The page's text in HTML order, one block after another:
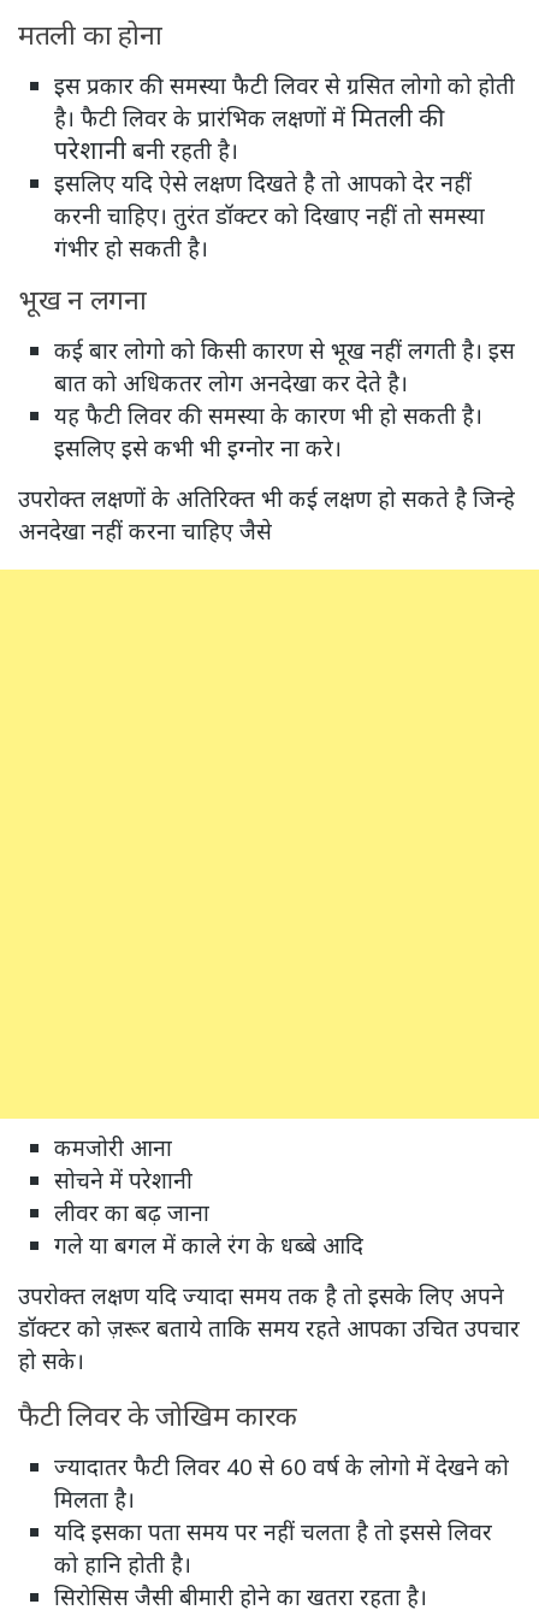
मतली का होना
इस प्रकार की समस्या फैटी लिवर से ग्रसित लोगो को होती
है। फैटी लिवर के प्रारंभिक लक्षणों में मितली की
परेशानी बनी रहती है।
इसलिए यदि ऐसे लक्षण दिखते है तो आपको देर नहीं
करनी चाहिए। तुरंत डॉक्टर को दिखाए नहीं तो समस्या
गंभीर हो सकती है।
भूख न लगना
कई बार लोगो को किसी कारण से भूख नहीं लगती है। इस
बात को अधिकतर लोग अनदेखा कर देते है।
यह फैटी लिवर की समस्या के कारण भी हो सकती है।
इसलिए इसे कभी भी इग्नोर ना करे।
उपरोक्त लक्षणों के अतिरिक्त भी कई लक्षण हो सकते है जिन्हे
अनदेखा नहीं करना चाहिए जैसे
कमजोरी आना
सोचने में परेशानी
लीवर का बढ़ जाना
गले या बगल में काले रंग के धब्बे आदि
उपरोक्त लक्षण यदि ज्यादा समय तक है तो इसके लिए अपने
डॉक्टर को ज़रूर बताये ताकि समय रहते आपका उचित उपचार
हो सके।
फैटी लिवर के जोखिम कारक
ज्यादातर फैटी लिवर 40 से 60 वर्ष के लोगो में देखने को
मिलता है।
यदि इसका पता समय पर नहीं चलता है तो इससे लिवर
को हानि होती है।
सिरोसिस जैसी बीमारी होने का खतरा रहता है।